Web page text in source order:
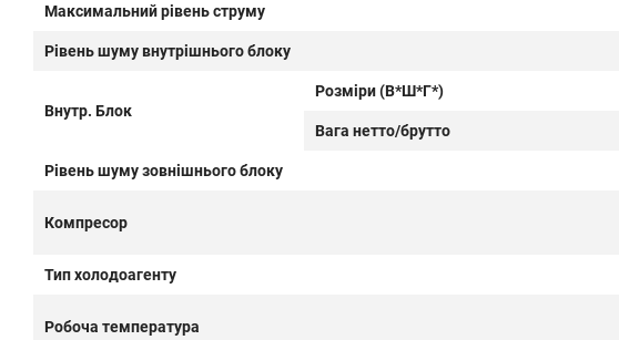
Максимальний рівень струму
Рівень шуму внутрішнього блоку
Внутр. Блок
Розміри (В*Ш*Г*)
Вага нетто/брутто
Рівень шуму зовнішнього блоку
Компресор
Тип холодоагенту
Робоча температура